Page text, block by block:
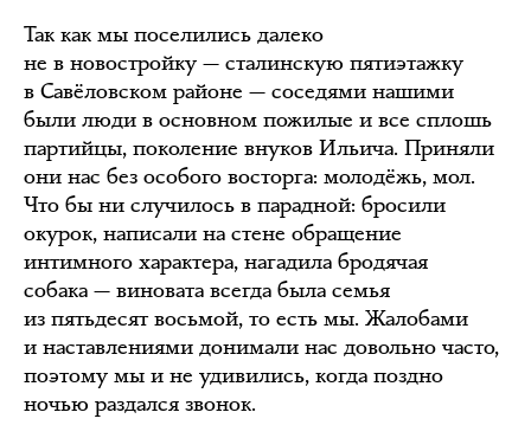
Так как мы поселились далеко
не в новостройку — сталинскую пятиэтажку
в Савёловском районе — соседями нашими
были люди в основном пожилые и все сплошь
партийцы, поколение внуков Ильича. Приняли
они нас без особого восторга: молодёжь, мол.
Что бы ни случилось в парадной: бросили
окурок, написали на стене обращение
интимного характера, нагадила бродячая
собака — виновата всегда была семья
из пятьдесят восьмой, то есть мы. Жалобами
и наставлениями донимали нас довольно часто,
поэтому мы и не удивились, когда поздно
ночью раздался звонок.